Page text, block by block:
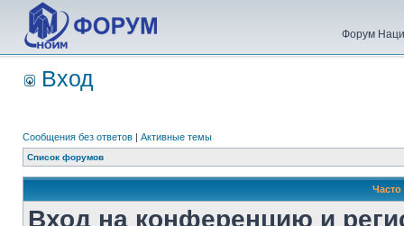
Форум
Вход
Сообщения без ответов | Активные темы
Список форумов
Вход на конференцию и